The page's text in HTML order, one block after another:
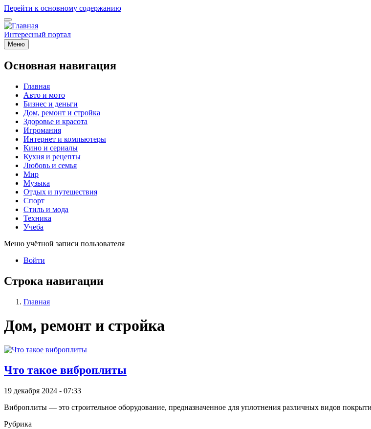
Перейти к основному содержанию
Интересный портал
Меню
Основная навигация
Главная
Авто и мото
Бизнес и деньги
Дом, ремонт и стройка
Здоровье и красота
Игромания
Интернет и компьютеры
Кино и сериалы
Кухня и рецепты
Любовь и семья
Мир
Музыка
Отдых и путешествия
Спорт
Стиль и мода
Техника
Учеба
Меню учётной записи пользователя
Войти
Строка навигации
Главная
Дом, ремонт и стройка
Что такое виброплиты
19 декабря 2024 - 07:33
Виброплиты — это строительное оборудование, предназначенное для уплотнения различных видов
Рубрика